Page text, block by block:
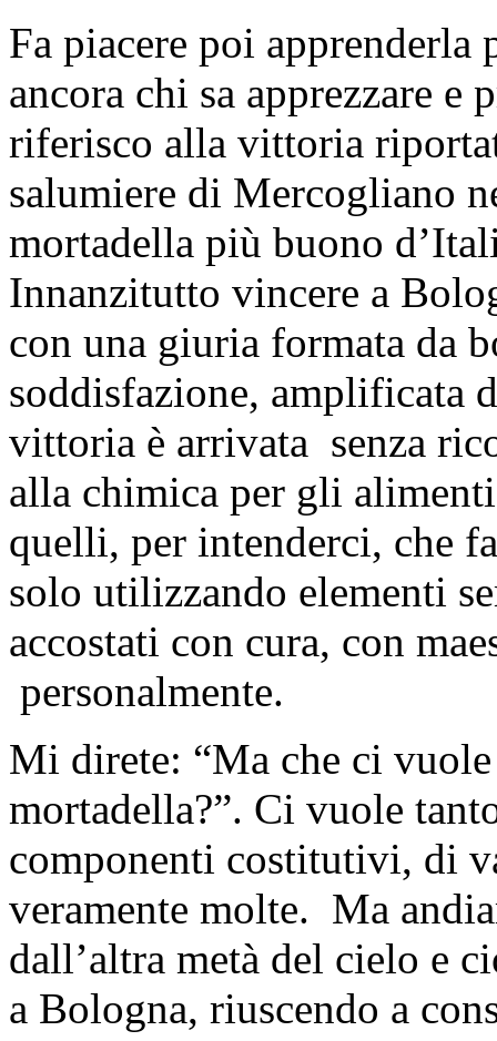
Fa piacere poi apprenderla
ancora chi sa apprezzare
riferisco alla vittoria
salumiere di Mercogliano
mortadella più buono
Innanzitutto vincere a
con una giuria formata da
soddisfazione, amplificata
vittoria è arrivata senza
alla chimica per gli
quelli, per intenderci, che
solo utilizzando elementi
accostati con cura, con
personalmente.
Mi direte: “Ma che ci
mortadella?”. Ci vuole
componenti costitutivi, di
veramente molte. Ma
dall’altra metà del cielo e
a Bologna, riuscendo a